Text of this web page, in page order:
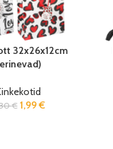
32x26x12cm
€ 1,99€